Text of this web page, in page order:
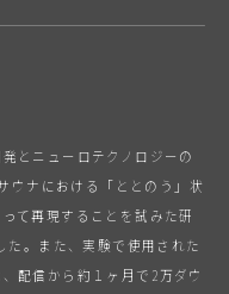
とニューロテクノロジーの
ウナにおける「ととのう」状
て再現することを試みた研
。また、実験で使用された
配信から約１ヶ月で2万ダウ